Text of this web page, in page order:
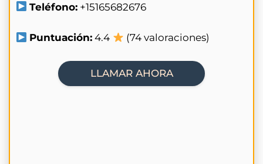
Teléfono: +15165682676
Puntuación: 4.4 (74 valoraciones)
LLAMAR AHORA